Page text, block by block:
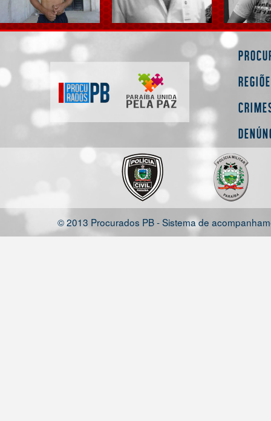
© 2013 Procurados PB - Sistema de